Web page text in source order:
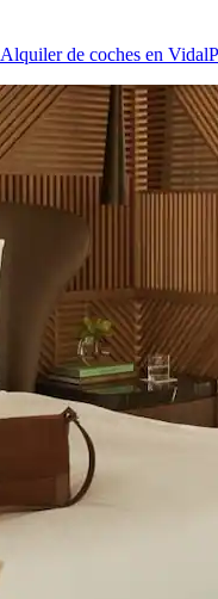
Alquiler de coches en Vidal